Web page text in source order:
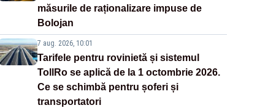
măsurile de raționalizare impuse de
Bolojan
7 aug. 2026, 10:01
Tarifele pentru rovinietă și sistemul
TollRo se aplică de la 1 octombrie 2026.
Ce se schimbă pentru șoferi și
transportatori